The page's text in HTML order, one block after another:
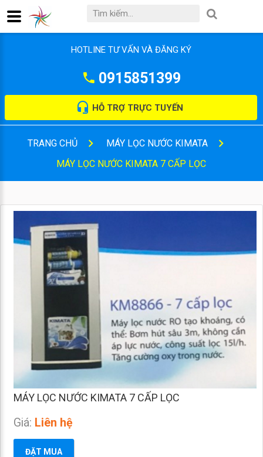
HOTLINE TƯ VẤN VÀ ĐĂNG KÝ
0915851399
HỖ TRỢ TRỰC TUYẾN
TRANG CHỦ
MÁY LỌC NƯỚC KIMATA
MÁY LỌC NƯỚC KIMATA 7 CẤP LỌC
MÁY LỌC NƯỚC KIMATA 7 CẤP LỌC
Giá: Liên hệ
ĐẶT MUA